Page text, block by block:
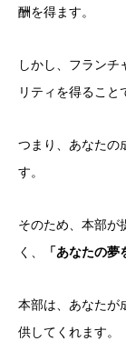
酬を得ます。
しかし、フランチ
リティを得ること
つまり、あなたの
す。
そのため、本部が
く、
「あなたの夢
本部は、あなたが
供してくれます。